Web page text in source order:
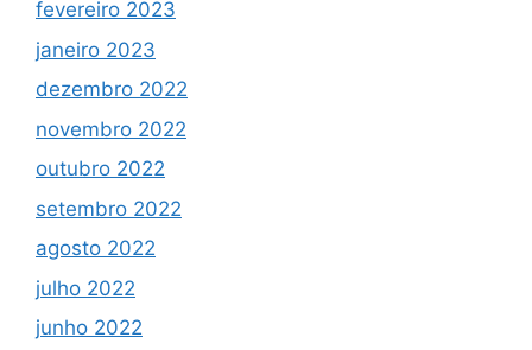
fevereiro 2023
janeiro 2023
dezembro 2022
novembro 2022
outubro 2022
setembro 2022
agosto 2022
julho 2022
junho 2022